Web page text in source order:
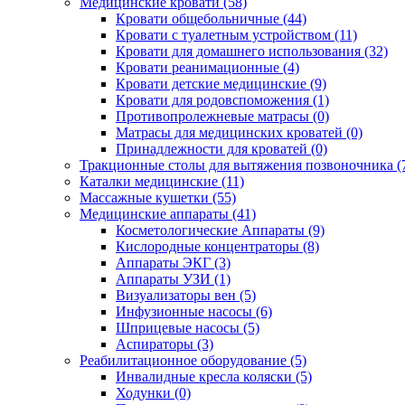
Кровати общебольничные (44)
Кровати с туалетным устройством (11)
Кровати для домашнего использования (32)
Кровати реанимационные (4)
Кровати детские медицинские (9)
Кровати для родовспоможения (1)
Противопролежневые матрасы (0)
Матрасы для медицинских кроватей (0)
Принадлежности для кроватей (0)
Тракционные столы для вытяжения позвоночника
Каталки медицинские (11)
Массажные кушетки (55)
Медицинские аппараты (41)
Косметологические Аппараты (9)
Кислородные концентраторы (8)
Аппараты ЭКГ (3)
Аппараты УЗИ (1)
Визуализаторы вен (5)
Инфузионные насосы (6)
Шприцевые насосы (5)
Аспираторы (3)
Реабилитационное оборудование (5)
Инвалидные кресла коляски (5)
Ходунки (0)